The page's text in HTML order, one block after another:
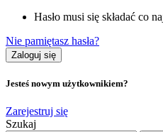
Hasło musi się składać co
Nie pamiętasz hasła?
Zaloguj się
Jesteś nowym użytkownikiem?
Zarejestruj się
Szukaj